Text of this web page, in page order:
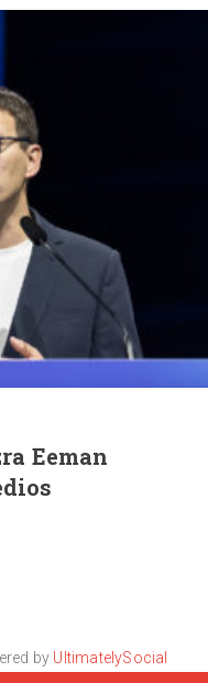
Eeman
by UltimatelySocial